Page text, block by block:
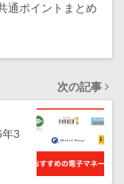
通ポイントまとめ
次の記事
3